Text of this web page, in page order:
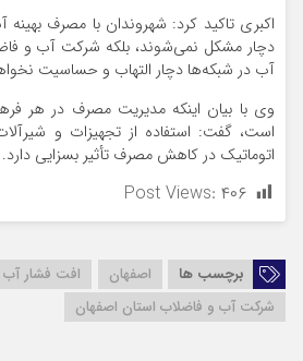
اکبری تاکید کرد: شهروندان با مصرف بهینه
دچار مشکل نمی‌شوند، بلکه شرکت آب و
آب در شبکه‌ها دچار التهاب و حساسیت
وی با بیان اینکه مدیریت مصرف در هر
است، گفت: استفاده از تجهیزات و
اتوماتیک در کاهش مصرف تأثیر بسزایی دارد.
Post Views: ۴۰۶
برچسب ها اصفهان
افت فشار آب
شرکت آب و فاضلاب استان اصفهان